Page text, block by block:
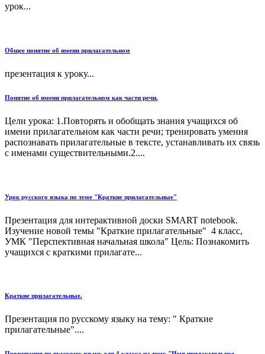
урок...
Общее понятие об имени прилагательном
презентация к уроку...
Понятие об имени прилагательном как части речи.
Цели урока: 1.Повторять и обобщать знания учащихся об
имени прилагательном как части речи; тренировать умения
распознавать прилагательные в тексте, устанавливать их связь
с именами существительными.2....
Урок русского языка по теме "Краткие прилагательные"
Презентация для интерактивной доски SMART notebook.
Изучение новой темы "Краткие прилагательные" 4 класс,
УМК "Перспективная начальная школа" Цель: Познакомить
учащихся с краткими прилагате...
Краткие прилагательные.
Презентация по русскому языку на тему: " Краткие
прилагательные"....